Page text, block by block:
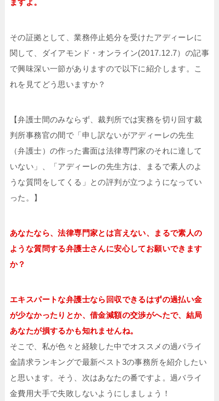
ますよ。
その証拠として、業務停止処分を受けたアディーレに
関して、ダイアモンド・オンライン(2017.12.7）の記事
で興味深い一節がありますので以下に紹介します。こ
れを見てどう思いますか？
【弁護士間のみならず、裁判所では実務を切り回す裁
判所事務官の間で「申し訳ないがアディーレの先生
（弁護士）の作った書面は法律専門家のそれに達して
いない」、「アディーレの先生方は、まるで素人のよ
うな質問をしてくる」との評判が立つようになってい
った。】
あなたなら、法律専門家とは言えない、まるで素人の
ような質問する弁護士さんに安心してお願いできます
か？
エキスパートな弁護士なら回収できるはずの過払い金
が少なかったりとか、借金減額の交渉がへたで、結局
あなたが損するかも知れませんね。
そこで、私が色々と経験した中でオススメの過バライ
金請求ランキングで最新ベスト3の事務所を紹介したい
と思います。そう、次はあなたの番ですよ。過バライ
金費用大手で失敗しないようにしましょう！